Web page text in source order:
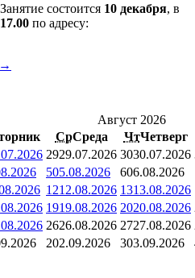
Занятие состоится 10 декабря, в
17.00 по адресу:
→
Август 2026
СрСреда ЧтЧетверг
2929.07.2026 3030.07.2026
505.08.2026 606.08.2026
1212.08.2026 1313.08.2026
1919.08.2026 2020.08.2026
2626.08.2026 2727.08.2026
202.09.2026 303.09.2026